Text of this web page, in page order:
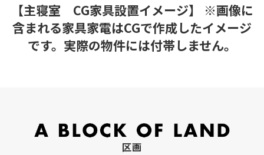
【主寝室 CG家具設置イメージ】 ※画像に
含まれる家具家電はCGで作成したイメージ
です。実際の物件には付帯しません。
区画